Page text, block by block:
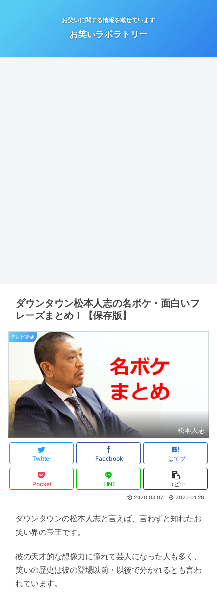
お笑いに関する情報を載せています
お笑いラボラトリー
ダウンタウン松本人志の名ボケ・面白いフ
レーズまとめ！【保存版】
テレビ番組
松本人志
Twitter Facebook はてブ
Pocket LINE コピー
2020.04.07 2020.01.28
ダウンタウンの松本人志と言えば、言わずと知れたお
笑い界の帝王です。
彼の天才的な想像力に憧れて芸人になった人も多く、
笑いの歴史は彼の登場以前・以後で分かれるとも言わ
れています。